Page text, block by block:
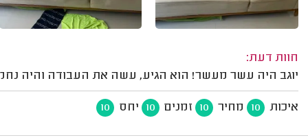
חוות דעת:
יוגב היה עשר מעשר! הוא הגיע, עשה את העבודה והיה
איכות 10 מחיר 10 זמנים 10 יחס 10